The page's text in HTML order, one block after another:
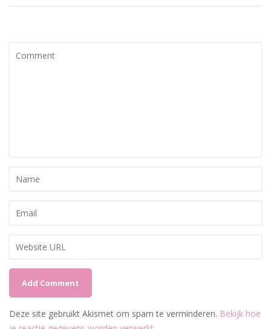
Deze site gebruikt Akismet om spam te verminderen. Bekijk hoe